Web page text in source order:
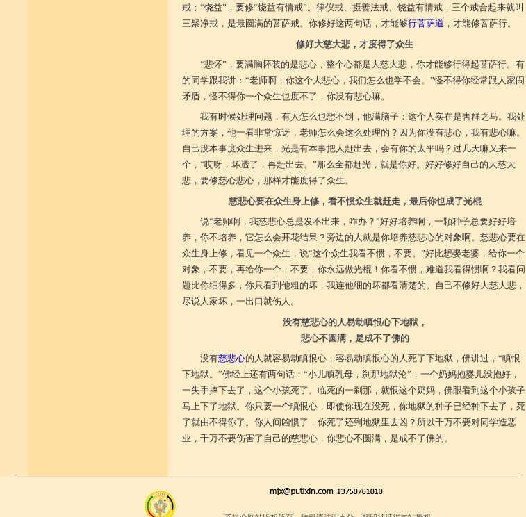
戒；“饶益”，要修“饶益有情戒”。律仪戒、摄善法戒、饶益有情戒，三个戒合起来就叫
三聚净戒，是最圆满的菩萨戒。你修好这两句话，才能够行菩萨道 ，才能修菩萨行。
修好大慈大悲，才度得了众生
“悲怀”，要满胸怀装的是悲心，整个心都是大慈大悲，你才能够行得起菩萨行。有
的同学跟我讲：“老师啊，你这个大悲心，我们怎么也学不会。”怪不得你经常跟人家闹
矛盾，怪不得你一个众生也度不了，你没有悲心嘛。
我有时候处理问题，有人怎么也想不到，他满脑子：这个人实在是害群之马。我处
理的方案，他一看非常惊讶，老师怎么会这么处理的？因为你没有悲心，我有悲心嘛。
自己没本事度众生进来，光是有本事把人赶出去，会有你的太平吗？过几天嘛又来一
个，“哎呀，坏透了，再赶出去。”那么全都赶光，就是你好。好好修好自己的大慈大
悲，要修慈心悲心，那样才能度得了众生。
慈悲心要在众生身上修，看不惯众生就赶走，最后你也成了光棍
说“老师啊，我慈悲心总是发不出来，咋办？”好好培养啊，一颗种子总要好好培
养，你不培养，它怎么会开花结果？旁边的人就是你培养慈悲心的对象啊。慈悲心要在
众生身上修，看见一个众生，说“这个众生我看不惯，不要。”好比想娶老婆，给你一个
对象，不要，再给你一个，不要，你永远做光棍！你看不惯，难道我看得惯啊？我看问
题比你细得多，你只看到他粗的坏，我连他细的坏都看清楚的。自己不修好大慈大悲，
尽说人家坏，一出口就伤人。
没有慈悲心的人易动瞋恨心下地狱，
悲心不圆满，是成不了佛的
没有慈悲心的人就容易动瞋恨心，容易动瞋恨心的人死了下地狱，佛讲过，“瞋恨
下地狱。”佛经上还有两句话：“小儿瞋乳母，刹那地狱沦”，一个奶妈抱婴儿没抱好，
一失手摔下去了，这个小孩死了。临死的一刹那，就恨这个奶妈，佛眼看到这个小孩子
马上下了地狱。你只要一个瞋恨心，即使你现在没死，你地狱的种子已经种下去了，死
了就由不得你了。你人间凶惯了，你死了还到地狱里去凶？所以千万不要对同学造恶
业，千万不要伤害了自己的慈悲心，你悲心不圆满，是成不了佛的。